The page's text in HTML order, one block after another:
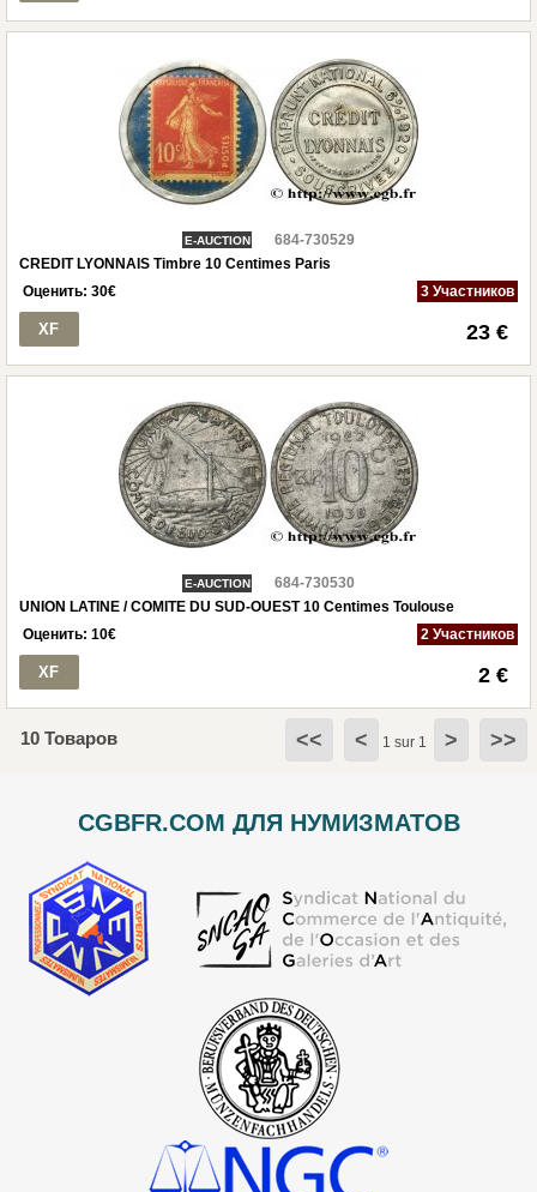
E-AUCTION
684-730529
CREDIT LYONNAIS Timbre 10 Centimes Paris
Оценить: 30€ 3 Участников
XF 23 €
E-AUCTION
684-730530
UNION LATINE / COMITE DU SUD-OUEST 10 Centimes Toulouse
Оценить: 10€ 2 Участников
XF 2 €
10 Товаров << < 1 sur 1 > >>
CGBFR.COM ДЛЯ НУМИЗМАТОВ